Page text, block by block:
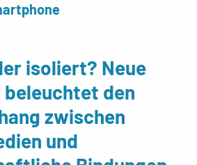
isoliert? Neue
den
zwischen
und